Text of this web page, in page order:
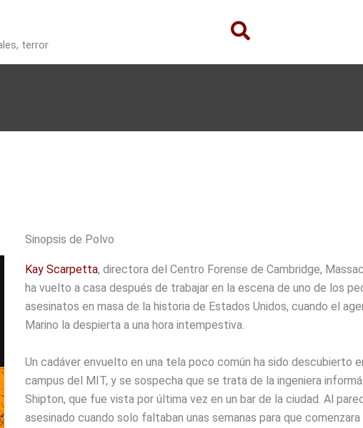
terror
Sinopsis de Polvo
Kay Scarpetta, directora del Centro Forense de Cambridge,
ha vuelto a casa después de trabajar en la escena de uno de los
asesinatos en masa de la historia de Estados Unidos, cuando el
Marino la despierta a una hora intempestiva.
Un cadáver envuelto en una tela poco común ha sido descubierto
campus del MIT, y se sospecha que se trata de la ingeniera
Shipton, que fue vista por última vez en un bar de la ciudad. Al
asesinado cuando solo faltaban unas semanas para que comenzara